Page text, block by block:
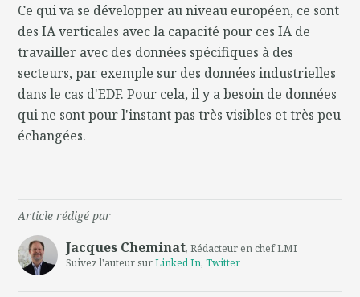
Ce qui va se développer au niveau européen, ce sont
des IA verticales avec la capacité pour ces IA de
travailler avec des données spécifiques à des
secteurs, par exemple sur des données industrielles
dans le cas d'EDF. Pour cela, il y a besoin de données
qui ne sont pour l'instant pas très visibles et très peu
échangées.
Article rédigé par
Jacques Cheminat, Rédacteur en chef LMI
Suivez l'auteur surLinked In,Twitter